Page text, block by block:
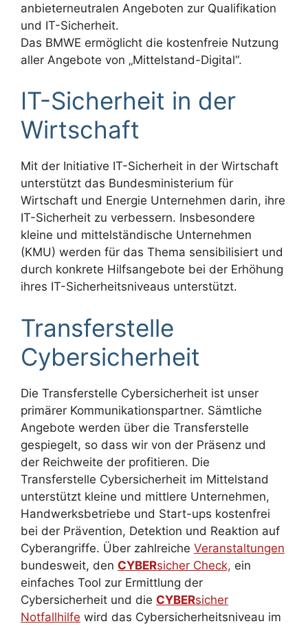
anbieterneutralen Angeboten zur Qualifikation
und IT-Sicherheit.
Das BMWE ermöglicht die kostenfreie Nutzung
aller Angebote von „Mittelstand-Digital“.
IT-Sicherheit in der
Wirtschaft
Mit der Initiative IT-Sicherheit in der Wirtschaft
unterstützt das Bundesministerium für
Wirtschaft und Energie Unternehmen darin, ihre
IT-Sicherheit zu verbessern. Insbesondere
kleine und mittelständische Unternehmen
(KMU) werden für das Thema sensibilisiert und
durch konkrete Hilfsangebote bei der Erhöhung
ihres IT-Sicherheitsniveaus unterstützt.
Transferstelle
Cybersicherheit
Die Transferstelle Cybersicherheit ist unser
primärer Kommunikationspartner. Sämtliche
Angebote werden über die Transferstelle
gespiegelt, so dass wir von der Präsenz und
der Reichweite der profitieren. Die
Transferstelle Cybersicherheit im Mittelstand
unterstützt kleine und mittlere Unternehmen,
Handwerksbetriebe und Start-ups kostenfrei
bei der Prävention, Detektion und Reaktion auf
Cyberangriffe. Über zahlreiche Veranstaltungen
bundesweit, den CYBERsicher Check, ein
einfaches Tool zur Ermittlung der
Cybersicherheit und die CYBERsicher
Notfallhilfe wird das Cybersicherheitsniveau im